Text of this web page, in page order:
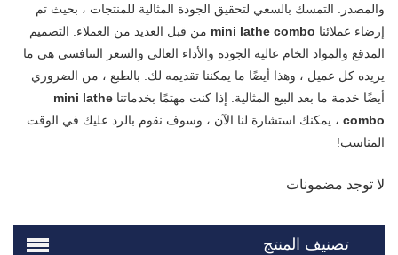
والمصدر. التمسك بالسعي لتحقيق الجودة المثالية للمنتجات ، بحيث تم
إرضاء عملائنا mini lathe combo من قبل العديد من العملاء. التصميم
المدقع والمواد الخام عالية الجودة والأداء العالي والسعر التنافسي هي ما
يريده كل عميل ، وهذا أيضًا ما يمكننا تقديمه لك. بالطبع ، من الضروري
أيضًا خدمة ما بعد البيع المثالية. إذا كنت مهتمًا بخدماتنا mini lathe
combo ، يمكنك استشارة لنا الآن ، وسوف نقوم بالرد عليك في الوقت
المناسب!
لا توجد مضمونات
تصنيف المنتج